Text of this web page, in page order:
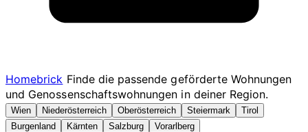
Homebrick Finde die passende geförderte Wohnungen
und Genossenschaftswohnungen in deiner Region.
Wien Niederösterreich Oberösterreich Steiermark
Tirol
Burgenland
Kärnten Salzburg Vorarlberg